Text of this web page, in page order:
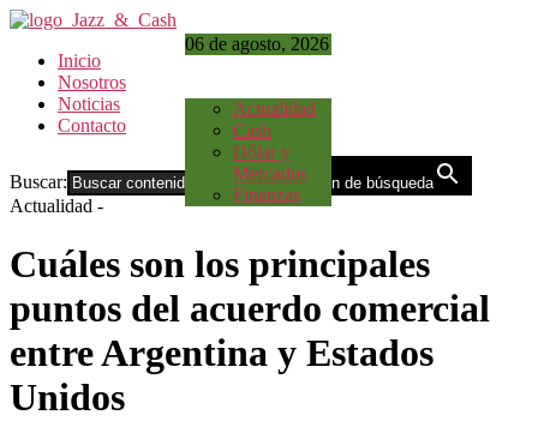
06 de agosto, 2026
Inicio
Nosotros
Noticias
Actualidad
Cash
Dólar y
Mercados
Finanzas
Contacto
Buscar: Botón de búsqueda
Actualidad -
Cuáles son los principales
puntos del acuerdo comercial
entre Argentina y Estados
Unidos